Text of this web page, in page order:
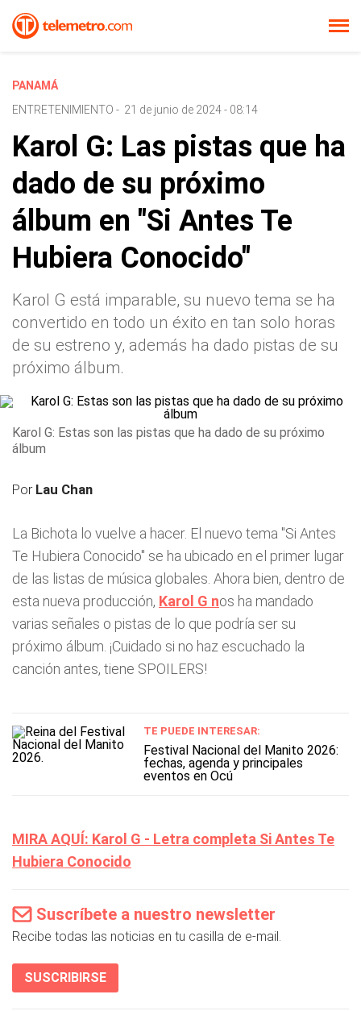
PANAMÁ
ENTRETENIMIENTO - 21 de junio de 2024 - 08:14
Karol G: Las pistas que ha
dado de su próximo
álbum en "Si Antes Te
Hubiera Conocido"
Karol G está imparable, su nuevo tema se ha
convertido en todo un éxito en tan solo horas
de su estreno y, además ha dado pistas de su
próximo álbum.
Karol G: Estas son las pistas que ha dado de su próximo
álbum
Por Lau Chan
La Bichota lo vuelve a hacer. El nuevo tema "Si Antes
Te Hubiera Conocido" se ha ubicado en el primer lugar
de las listas de música globales. Ahora bien, dentro de
esta nueva producción, Karol G nos ha mandado
varias señales o pistas de lo que podría ser su
próximo álbum. ¡Cuidado si no haz escuchado la
canción antes, tiene SPOILERS!
TE PUEDE INTERESAR:
Festival Nacional del Manito 2026:
fechas, agenda y principales
eventos en Ocú
MIRA AQUÍ: Karol G - Letra completa Si Antes Te
Hubiera Conocido
Suscríbete a nuestro newsletter
Recibe todas las noticias en tu casilla de e-mail.
SUSCRIBIRSE